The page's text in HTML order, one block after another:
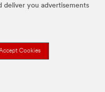
deliver you advertisements
Cookies